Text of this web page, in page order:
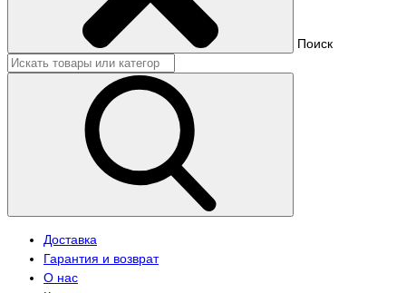
Поиск
Доставка
Гарантия и возврат
О нас